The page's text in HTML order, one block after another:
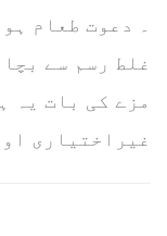
۔ دعوت طعام
غلط رسم سے
مزے کی بات یہ
غیراختیاری